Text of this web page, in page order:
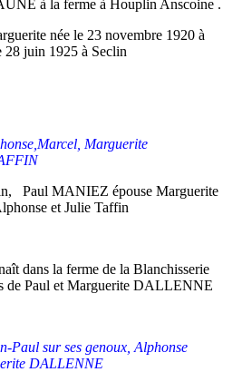
à la ferme à Houplin Anscoine .
née le 23 novembre 1920 à
juin 1925 à Seclin
Marguerite
Paul MANIEZ épouse Marguerite
et Julie Taffin
dans la ferme de la Blanchisserie
de Paul et Marguerite DALLENNE
Paul sur ses genoux, Alphonse
DALLENNE